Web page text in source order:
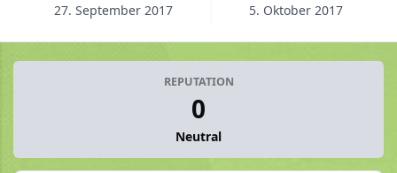
27. September 2017
5. Oktober 2017
REPUTATION
0
Neutral